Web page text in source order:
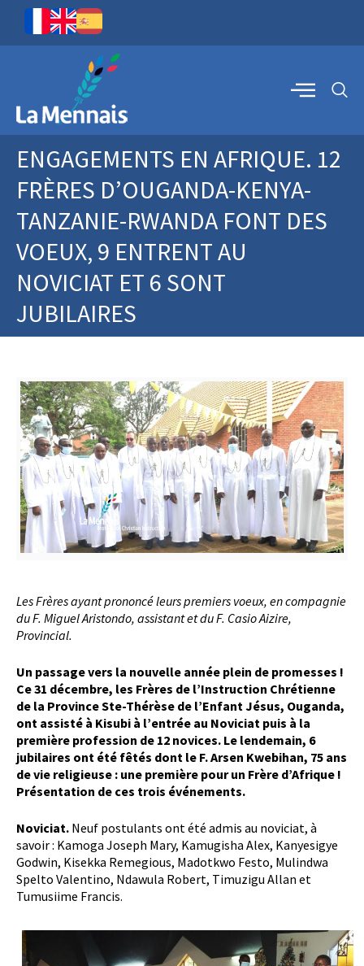
ENGAGEMENTS EN AFRIQUE. 12
FRÈRES D’OUGANDA-KENYA-
TANZANIE-RWANDA FONT DES
VOEUX, 9 ENTRENT AU
NOVICIAT ET 6 SONT
JUBILAIRES
Les Frères ayant prononcé leurs premiers voeux, en compagnie
du F. Miguel Aristondo, assistant et du F. Casio Aizire,
Provincial.
Un passage vers la nouvelle année plein de promesses !
Ce 31 décembre, les Frères de l’Instruction Chrétienne
de la Province Ste-Thérèse de l’Enfant Jésus, Ouganda,
ont assisté à Kisubi à l’entrée au Noviciat puis à la
première profession de 12 novices. Le lendemain, 6
jubilaires ont été fêtés dont le F. Arsen Kwebihan, 75 ans
de vie religieuse : une première pour un Frère d’Afrique !
Présentation de ces trois événements.
Noviciat. Neuf postulants ont été admis au noviciat, à
savoir : Kamoga Joseph Mary, Kamugisha Alex, Kanyesigye
Godwin, Kisekka Remegious, Madotkwo Festo, Mulindwa
Spelto Valentino, Ndawula Robert, Timuzigu Allan et
Tumusiime Francis.